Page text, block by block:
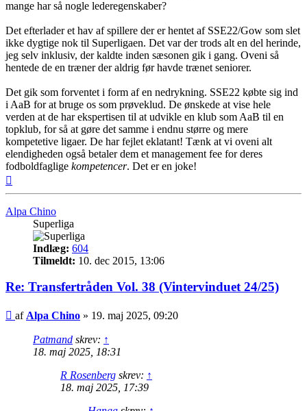
mange har så nogle lederegenskaber?
Det efterlader et hav af spillere der er hentet af SSE22/Gow som slet
ikke dygtige nok til Superligaen. Det var der trods alt en del herinde,
jeg selv inklusiv, der kaldte inden sæsonen gik i gang. Oveni så
hentede de en træner der aldrig før havde trænet seniorer.
Det gik som forventet i form af en nedrykning. SSE22 købte sig ind
i AaB for at bruge os som prøveklud. De ønskede at vise hele
verden at de har ekspertisen til at udvikle en klub som AaB til en
topklub, for så at gøre det samme i endnu større og mere
kompetetive ligaer. De har fejlet eklatant! Tænk at vi oveni alt
elendigheden også betaler dem et management fee for deres
fodboldfaglige kompetencer. Det er en joke!
Alpa Chino
Superliga
Indlæg: 604
Tilmeldt: 10. dec 2015, 13:06
Re: Transfertråden Vol. 38 (Vintervinduet 24/25)
Indlæg
af Alpa Chino » 19. maj 2025, 09:20
Patmand skrev: ↑
18. maj 2025, 18:31
R Rosenberg skrev: ↑
18. maj 2025, 17:39